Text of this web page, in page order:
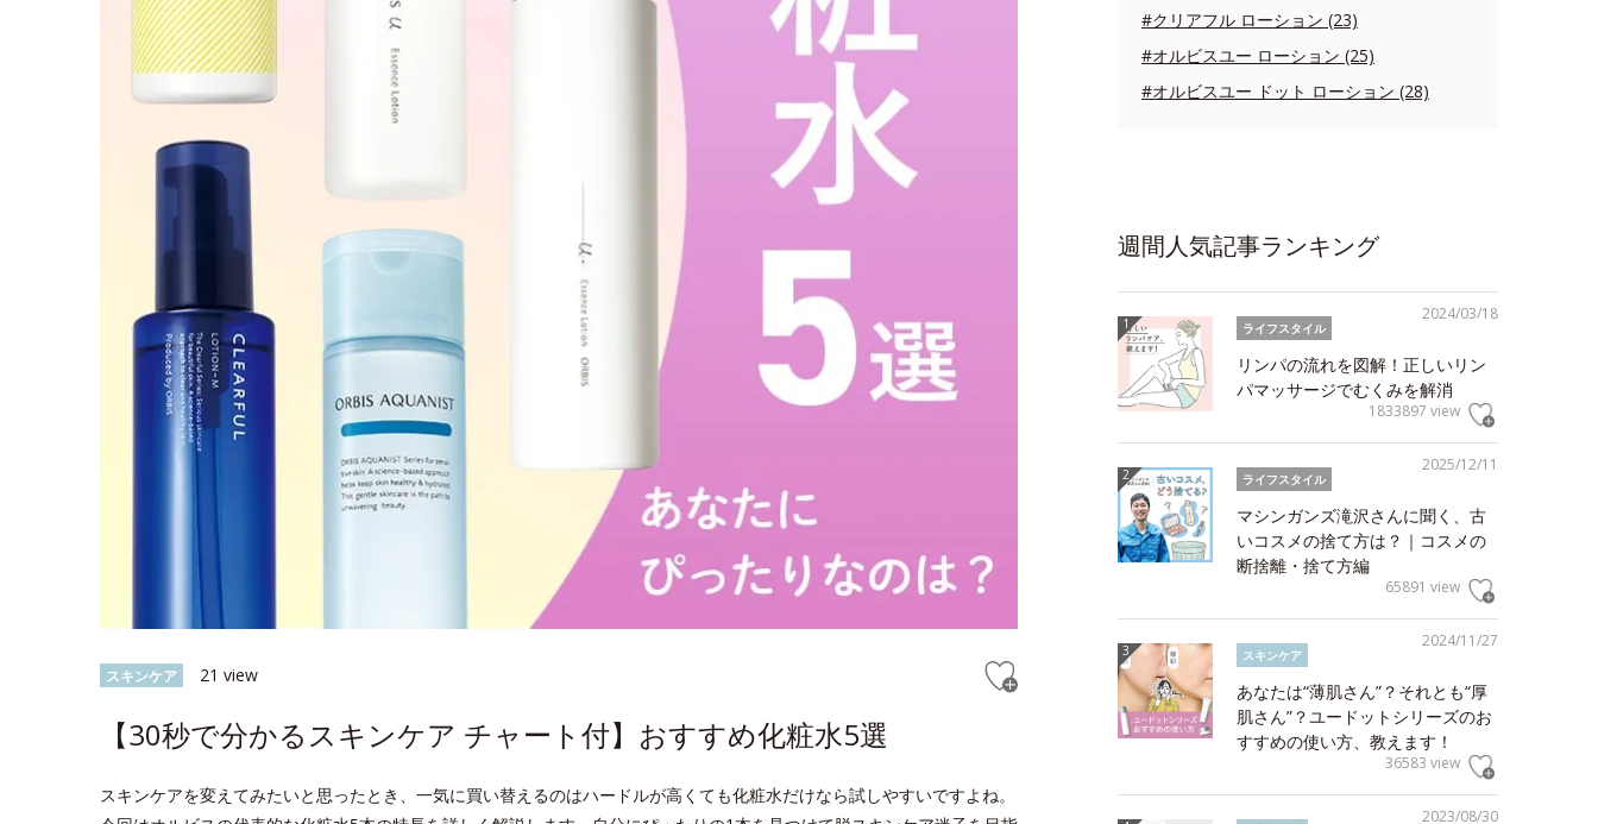
スキンケア 21 view
【30秒で分かるスキンケア チャート付】おすすめ化粧水5選
スキンケアを変えてみたいと思ったとき、一気に買い替えるのはハードルが高くても化粧水だけなら試しやすいですよね。
#クリアフル ローション (23)
#オルビスユー ローション (25)
#オルビスユー ドット ローション (28)
週間人気記事ランキング
2024/03/18
ライフスタイル
リンパの流れを図解！正しいリン
パマッサージでむくみを解消
1833897 view
2025/12/11
ライフスタイル
マシンガンズ滝沢さんに聞く、古
いコスメの捨て方は？｜コスメの
断捨離・捨て方編
65891 view
2024/11/27
スキンケア
あなたは“薄肌さん”？それとも“厚
肌さん”？ユードットシリーズのお
すすめの使い方、教えます！
36583 view
2023/08/30